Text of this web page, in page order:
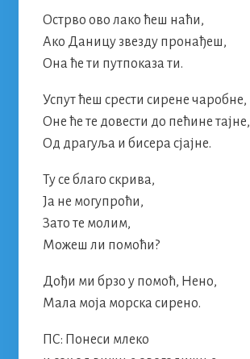
Острво ово лако ћеш наћи,
Ако Даницу звезду пронађеш,
Она ће ти путпоказа ти.
Успут ћеш срести сирене чаробне,
Оне ће те довести до пећине тајне,
Од драгуља и бисера сјајне.
Ту се благо скрива,
Ја не могупроћи,
Зато те молим,
Можеш ли помоћи?
Дођи ми брзо у помоћ, Нено,
Мала моја морска сирено.
ПС: Понеси млеко